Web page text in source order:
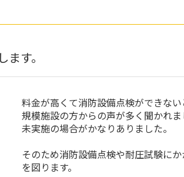
す。
料金が高くて消防設備点検ができな
規模施設の方からの声が多く聞かれ
未実施の場合がかなりありました。
そのため消防設備点検や耐圧試験に
を図ります。